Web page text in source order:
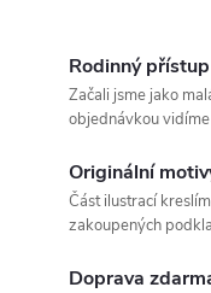
Rodinný
Začali jsme jako
objednávkou
Originální
Část ilustrací
zakoupených
Doprava